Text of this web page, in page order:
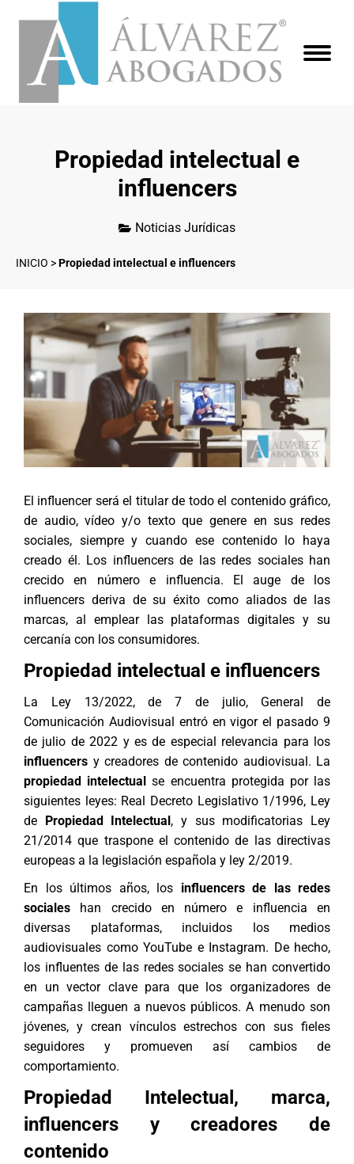
Propiedad intelectual e
influencers
Noticias Jurídicas
INICIO >Propiedad intelectual e influencers
El influencer será el titular de todo el contenido gráfico,
de audio, vídeo y/o texto que genere en sus redes
sociales, siempre y cuando ese contenido lo haya
creado él. Los influencers de las redes sociales han
crecido en número e influencia. El auge de los
influencers deriva de su éxito como aliados de las
marcas, al emplear las plataformas digitales y su
cercanía con los consumidores.
Propiedad intelectual e influencers
La Ley 13/2022, de 7 de julio, General de
Comunicación Audiovisual entró en vigor el pasado 9
de julio de 2022 y es de especial relevancia para los
influencers y creadores de contenido audiovisual. La
propiedad intelectual se encuentra protegida por las
siguientes leyes: Real Decreto Legislativo 1/1996, Ley
de Propiedad Intelectual, y sus modificatorias Ley
21/2014 que traspone el contenido de las directivas
europeas a la legislación española y ley 2/2019.
En los últimos años, los influencers de las redes
sociales han crecido en número e influencia en
diversas plataformas, incluidos los medios
audiovisuales como YouTube e Instagram. De hecho,
los influentes de las redes sociales se han convertido
en un vector clave para que los organizadores de
campañas lleguen a nuevos públicos. A menudo son
jóvenes, y crean vínculos estrechos con sus fieles
seguidores y promueven así cambios de
comportamiento.
Propiedad Intelectual, marca,
influencers y creadores de
contenido